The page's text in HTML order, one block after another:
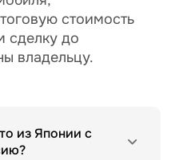
стоимость
сделку до
владельцу.
из Японии с